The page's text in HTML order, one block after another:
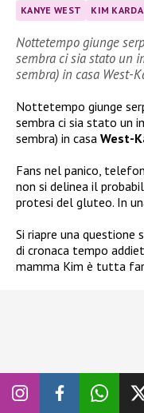
KANYE WEST KIM
Nottetempo giunge
sembra ci sia stato un
sembra) in casa West-
Nottetempo giunge
sembra ci sia stato un
sembra) in casa West-
Fans nel panico,
non si delinea il
protesi del gluteo. In
Si riapre una questione
di cronaca tempo
mamma Kim è tutta